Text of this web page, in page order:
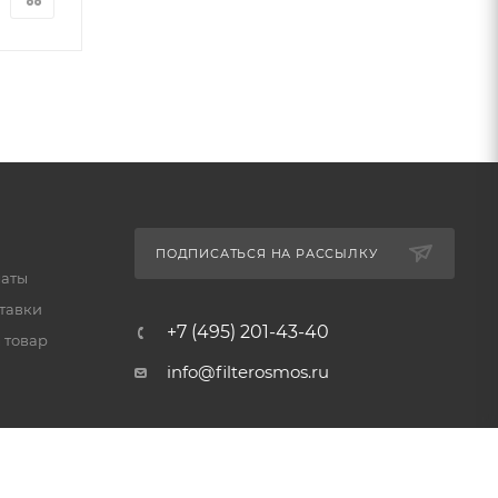
товар
ПОДПИСАТЬСЯ НА РАССЫЛКУ
+7 (495) 201-43-40
info@filterosmos.ru